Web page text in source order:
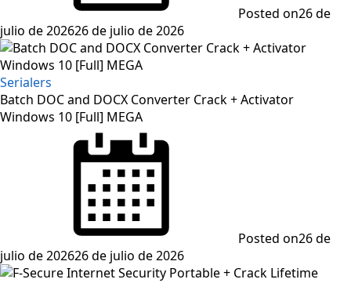
Posted on26 de
julio de 202626 de julio de 2026
Serialers
Batch DOC and DOCX Converter Crack + Activator
Windows 10 [Full] MEGA
Posted on26 de
julio de 202626 de julio de 2026